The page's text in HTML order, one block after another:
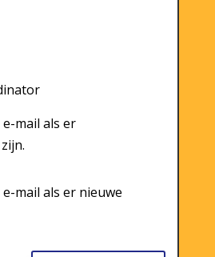
mail als er
mail als er nieuwe